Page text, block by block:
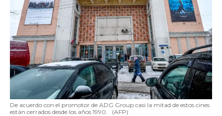
De acuerdo con el promotor de ADG Group casi la mitad de estos cines
están cerrados desde los años 1990.
(AFP)